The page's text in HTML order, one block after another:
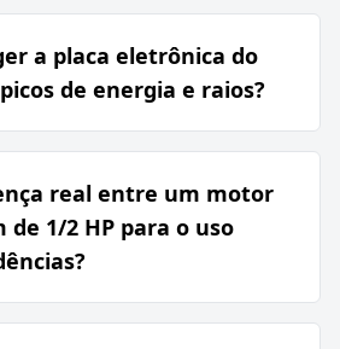
a placa eletrônica do
de energia e raios?
real entre um motor
de 1/2 HP para o uso